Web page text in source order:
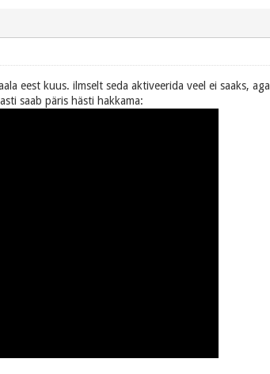
eest kuus. ilmselt seda aktiveerida veel ei saaks,
saab päris hästi hakkama: